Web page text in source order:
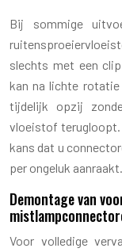
Bij sommige
slechts met een
kan na lichte
tijdelijk opzij
vloeistof terugloopt.
kans dat u
per ongeluk aanraakt.
Demontage van
Voor volledige